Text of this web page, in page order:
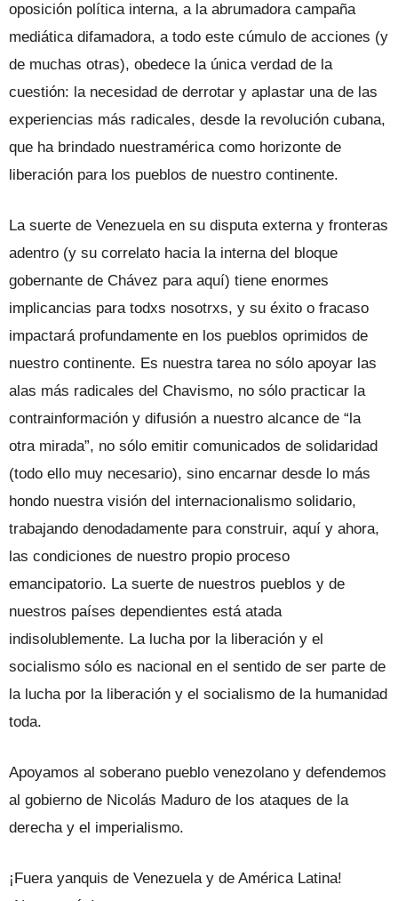
oposición política interna, a la abrumadora campaña
mediática difamadora, a todo este cúmulo de acciones (y
de muchas otras), obedece la única verdad de la
cuestión: la necesidad de derrotar y aplastar una de las
experiencias más radicales, desde la revolución cubana,
que ha brindado nuestramérica como horizonte de
liberación para los pueblos de nuestro continente.
La suerte de Venezuela en su disputa externa y fronteras
adentro (y su correlato hacia la interna del bloque
gobernante de Chávez para aquí) tiene enormes
implicancias para todxs nosotrxs, y su éxito o fracaso
impactará profundamente en los pueblos oprimidos de
nuestro continente. Es nuestra tarea no sólo apoyar las
alas más radicales del Chavismo, no sólo practicar la
contrainformación y difusión a nuestro alcance de “la
otra mirada”, no sólo emitir comunicados de solidaridad
(todo ello muy necesario), sino encarnar desde lo más
hondo nuestra visión del internacionalismo solidario,
trabajando denodadamente para construir, aquí y ahora,
las condiciones de nuestro propio proceso
emancipatorio. La suerte de nuestros pueblos y de
nuestros países dependientes está atada
indisolublemente. La lucha por la liberación y el
socialismo sólo es nacional en el sentido de ser parte de
la lucha por la liberación y el socialismo de la humanidad
toda.
Apoyamos al soberano pueblo venezolano y defendemos
al gobierno de Nicolás Maduro de los ataques de la
derecha y el imperialismo.
¡Fuera yanquis de Venezuela y de América Latina!